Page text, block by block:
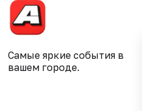
Самые яркие события в
вашем городе.